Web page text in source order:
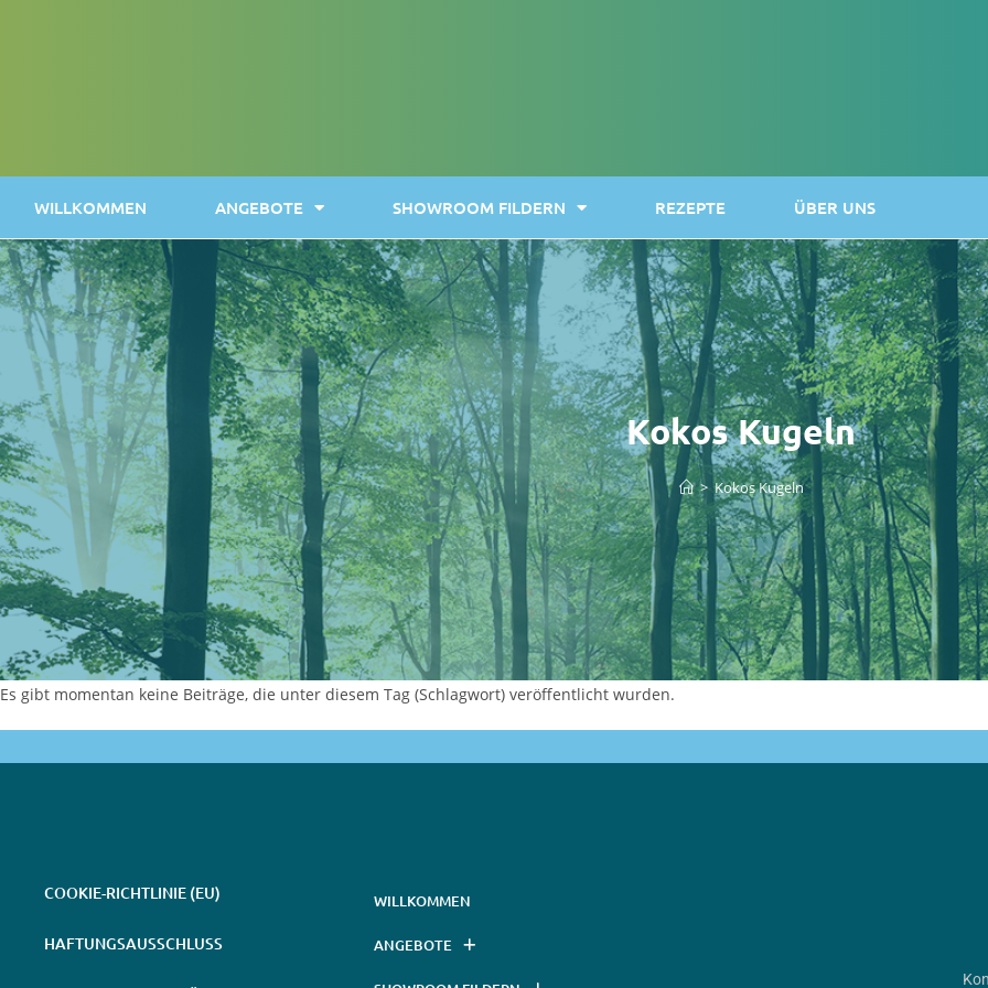
WILLKOMMEN ANGEBOTE SHOWROOM FILDERN REZEPTE ÜBER UNS
Kokos Kugeln
> Kokos Kugeln
Es gibt momentan keine Beiträge, die unter diesem Tag (Schlagwort) veröffentlicht wurden.
COOKIE-RICHTLINIE (EU)
HAFTUNGSAUSSCHLUSS
WILLKOMMEN
ANGEBOTE